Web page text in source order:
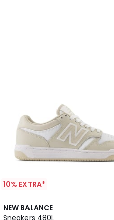
10% EXTRA*
NEW BALANCE
Sneakers 480L
4,7
/ 5